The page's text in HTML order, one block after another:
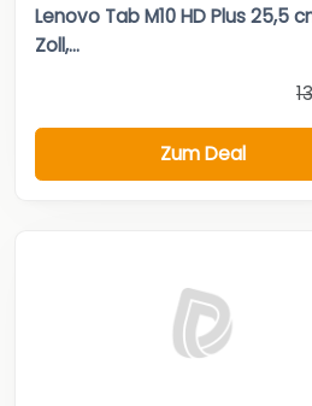
Lenovo Tab M10 HD Plus 25,5
Zoll,...
Zum Deal